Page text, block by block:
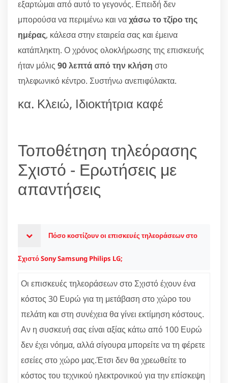
εξαρτώμαι από αυτό το γεγονός. Επειδή δεν
μπορούσα να περιμένω και ναχάσω το τζίρο της
ημέρας, κάλεσα στην εταιρεία σας και έμεινα
κατάπληκτη. Ο χρόνος ολοκλήρωσης της επισκευής
ήταν μόλις 90 λεπτά από την κλήση στο
τηλεφωνικό κέντρο. Συστήνω ανεπιφύλακτα.
κα. Κλειώ, Ιδιοκτήτρια καφέ
Τοποθέτηση τηλεόρασης
Σχιστό - Ερωτήσεις με
απαντήσεις
Πόσο κοστίζουν οι επισκευές τηλεοράσεων στο
Σχιστό Sony Samsung Philips LG;
Οι επισκευές τηλεοράσεων στο Σχιστό έχουν ένα
κόστος 30 Ευρώ για τη μετάβαση στο χώρο του
πελάτη και στη συνέχεια θα γίνει εκτίμηση κόστους.
Αν η συσκευή σας είναι αξίας κάτω από 100 Ευρώ
δεν έχει νόημα, αλλά σίγουρα μπορείτε να τη φέρετε
εσείες στο χώρο μας.Έτσι δεν θα χρεωθείτε το
κόστος του τεχνικού ηλεκτρονικού για την επίσκεψη